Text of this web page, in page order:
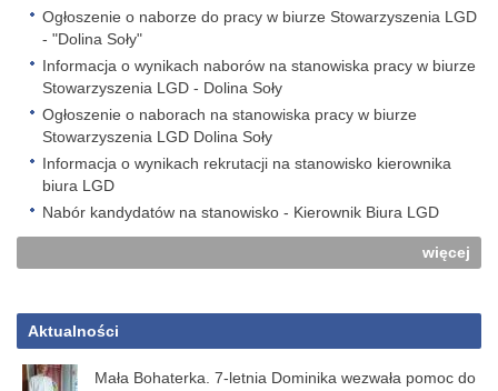
Ogłoszenie o naborze do pracy w biurze Stowarzyszenia LGD
- "Dolina Soły"
Informacja o wynikach naborów na stanowiska pracy w biurze
Stowarzyszenia LGD - Dolina Soły
Ogłoszenie o naborach na stanowiska pracy w biurze
Stowarzyszenia LGD Dolina Soły
Informacja o wynikach rekrutacji na stanowisko kierownika
biura LGD
Nabór kandydatów na stanowisko - Kierownik Biura LGD
więcej
Aktualności
Mała Bohaterka. 7-letnia Dominika wezwała pomoc do